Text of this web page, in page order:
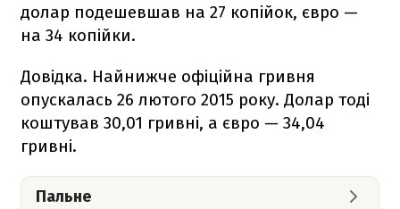
долар подешевшав на 27 копійок, євро —
на 34 копійки.
Довідка. Найнижче офіційна гривня
опускалась 26 лютого 2015 року. Долар тоді
коштував 30,01 гривні, а євро — 34,04
гривні.
Пальне